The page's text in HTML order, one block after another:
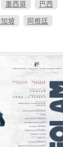
墨西哥
巴西
坡
阿根廷